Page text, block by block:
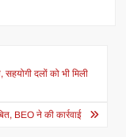
दलों को भी मिली
BEO ने की कार्रवाई